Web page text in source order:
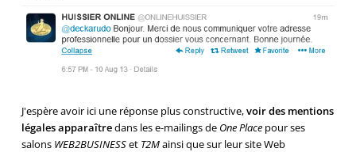
J'espère avoir ici une réponse plus constructive,voir des mentions
légales apparaîtredans les e-mailings de One Placepour ses
salons WEB2BUSINESSet T2Mainsi que sur leur site Web